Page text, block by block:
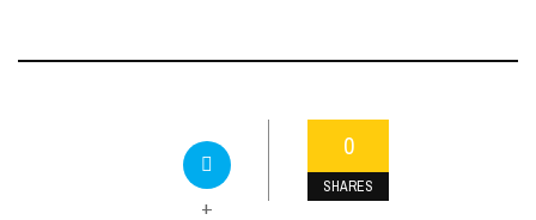
0
SHARES
+